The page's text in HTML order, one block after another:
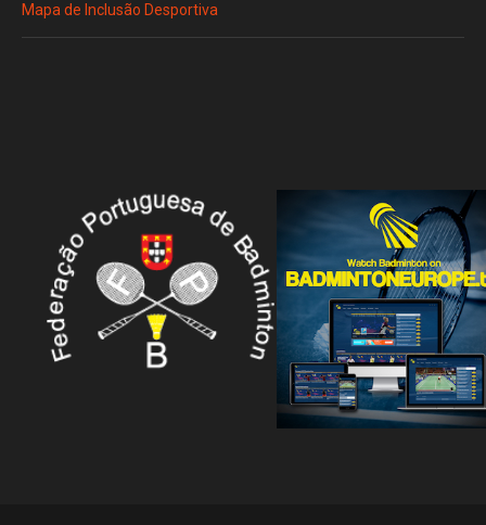
Mapa de Inclusão Desportiva